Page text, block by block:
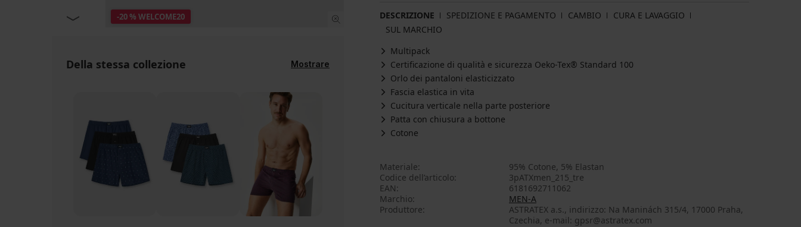
-20 % WELCOME20
Della stessa collezione Mostrare
DESCRIZIONE SPEDIZIONE E PAGAMENTO CAMBIO
CURA E LAVAGGIO
SUL MARCHIO
Multipack
Certificazione di qualità e sicurezza Oeko-Tex® Standard 100
Orlo dei pantaloni elasticizzato
Fascia elastica in vita
Cucitura verticale nella parte posteriore
Patta con chiusura a bottone
Cotone
Materiale
95% Cotone, 5% Elastan
Codice dell’articolo
3pATXmen_215_tre
EAN
6181692711062
Marchio
MEN-A
Produttore
ASTRATEX a.s., indirizzo: Na Maninách 315/4, 17000 Praha,
Czechia, e-mail: gpsr@astratex.com